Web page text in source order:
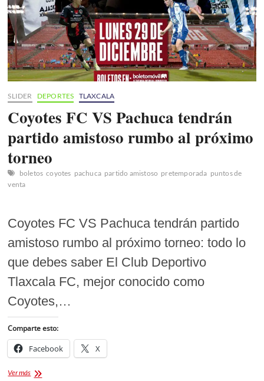
SLIDER DEPORTES TLAXCALA
Coyotes FC VS Pachuca tendrán
partido amistoso rumbo al próximo
torneo
boletos coyotes pachuca partido amistoso pretemporada puntos de
venta
Coyotes FC VS Pachuca tendrán partido
amistoso rumbo al próximo torneo: todo lo
que debes saber El Club Deportivo
Tlaxcala FC, mejor conocido como
Coyotes,…
Comparte esto:
Facebook X
Ver másCoyotes